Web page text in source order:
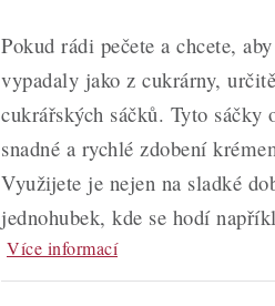
Pokud rádi pečete a chcete,
vypadaly jako z cukrárny,
cukrářských sáčků. Tyto
snadné a rychlé zdobení
Využijete je nejen na sladké
jednohubek, kde se hodí
Více informací